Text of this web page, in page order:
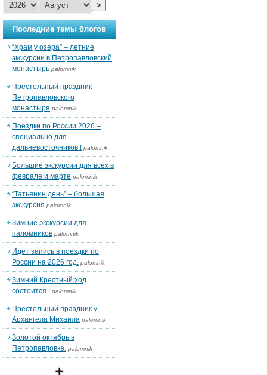
>
Последние темы блогов
“Храм у озера” – летние
экскурсии в Петропавловский
монастырь palomnik
Престольный праздник
Петропавловского
монастыря palomnik
Поездки по России 2026 –
специально для
дальневосточников ! palomnik
Большие экскурсии для всех в
феврале и марте palomnik
“Татьянин день” – большая
экскурсия palomnik
Зимние экскурсии для
паломников palomnik
Идет запись в поездки по
России на 2026 год. palomnik
Зимний Крестный ход
состоится ! palomnik
Престольный праздник у
Архангела Михаила palomnik
Золотой октябрь в
Петропавловке. palomnik